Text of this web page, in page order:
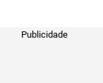
Publicidade